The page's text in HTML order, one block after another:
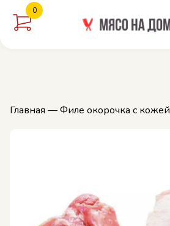
0
Главная — Филе окорочка с кожей